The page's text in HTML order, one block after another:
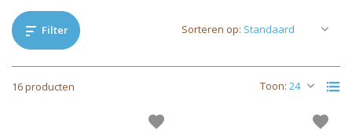
Filter
16 producten Toon:
Sorteren op: